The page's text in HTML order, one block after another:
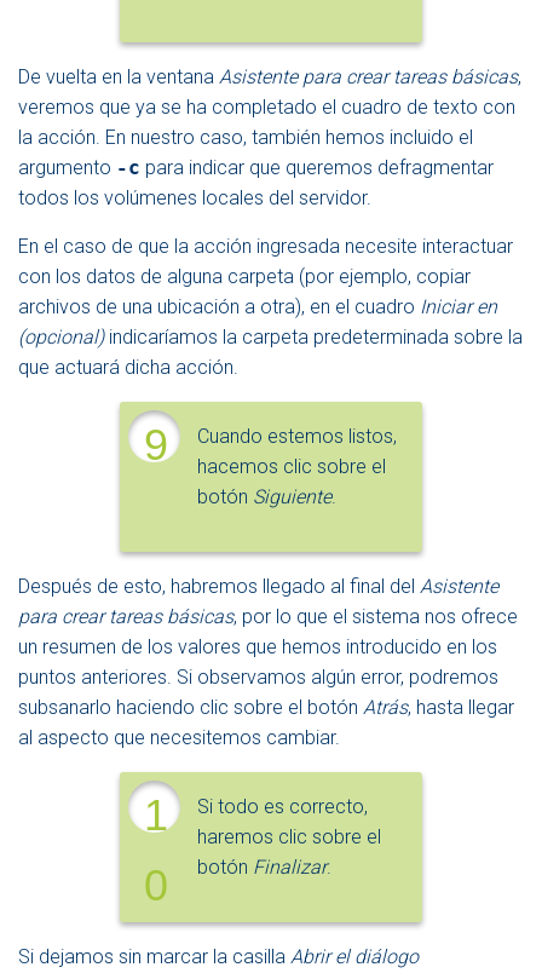
De vuelta en la ventana Asistente para crear tareas básicas,
veremos que ya se ha completado el cuadro de texto con
la acción. En nuestro caso, también hemos incluido el
argumento -c para indicar que queremos defragmentar
todos los volúmenes locales del servidor.
En el caso de que la acción ingresada necesite interactuar
con los datos de alguna carpeta (por ejemplo, copiar
archivos de una ubicación a otra), en el cuadro Iniciar en
(opcional)indicaríamos la carpeta predeterminada sobre la
que actuará dicha acción.
9
Cuando estemos listos,
hacemos clic sobre el
botón Siguiente.
Después de esto, habremos llegado al final del Asistente
para crear tareas básicas, por lo que el sistema nos ofrece
un resumen de los valores que hemos introducido en los
puntos anteriores. Si observamos algún error, podremos
subsanarlo haciendo clic sobre el botón Atrás, hasta llegar
al aspecto que necesitemos cambiar.
1
0
Si todo es correcto,
haremos clic sobre el
botón Finalizar.
Si dejamos sin marcar la casilla Abrir el diálogo